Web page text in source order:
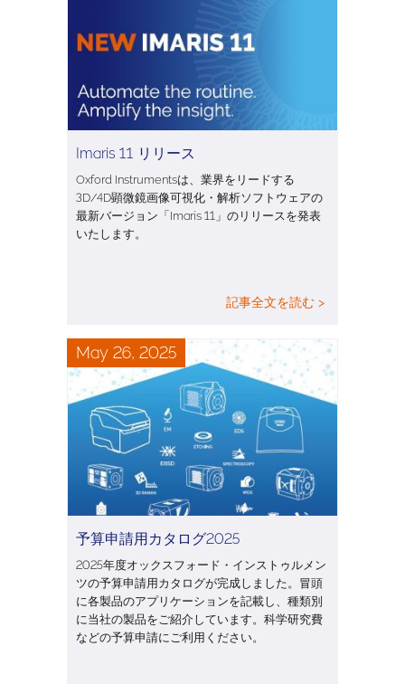
Imaris 11 リリース
Oxford Instrumentsは、業界をリードする
3D/4D顕微鏡画像可視化・解析ソフトウェアの
最新バージョン「Imaris 11」のリリースを発表
いたします。
記事全文を読む >
May 26, 2025
予算申請用カタログ2025
2025年度オックスフォード・インストゥルメン
ツの予算申請用カタログが完成しました。冒頭
に各製品のアプリケーションを記載し、種類別
に当社の製品をご紹介しています。科学研究費
などの予算申請にご利用ください。